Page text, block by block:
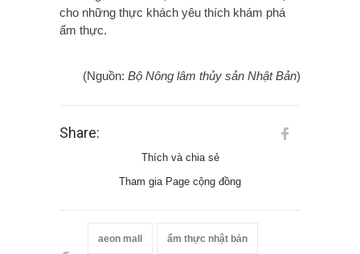
cho những thực khách yêu thích khám phá
ẩm thực.
(Nguồn: Bộ Nông lâm thủy sản Nhật Bản)
Share:
Thích và chia sẻ
Tham gia Page cộng đồng
aeon mall ẩm thực nhật bản